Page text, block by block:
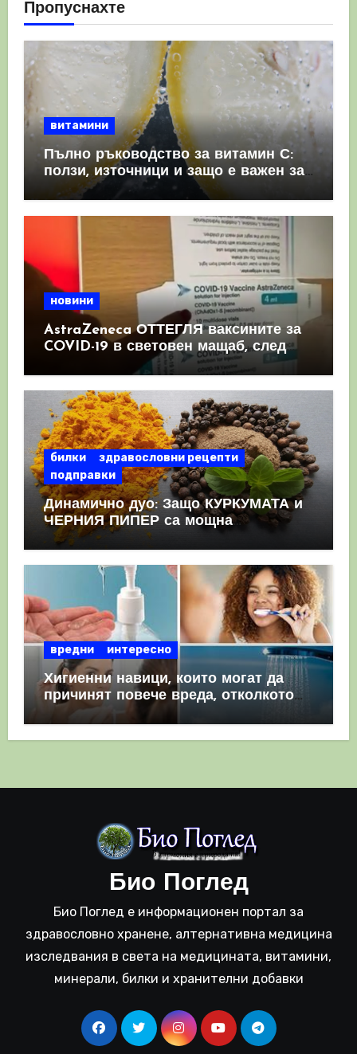
Пропуснахте
витамини
Пълно ръководство за витамин С:
ползи, източници и защо е важен за
имунната система
новини
AstraZeneca ОТТЕГЛЯ ваксините за
COVID-19 в световен мащаб, след
като призна, че те причиняват
КРЪВНИ съсиреци
билки
здравословни рецепти
подправки
Динамично дуо: Защо КУРКУМАТА и
ЧЕРНИЯ ПИПЕР са мощна
комбинация
вредни интересно
Хигиенни навици, които могат да
причинят повече вреда, отколкото
полза
Био Поглед
Био Поглед е информационен портал за
здравословно хранене, алтернативна медицина
изследвания в света на медицината, витамини,
минерали, билки и хранителни добавки